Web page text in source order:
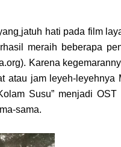
jatuh hati pada film
meraih beberapa
). Karena
atau jam leyeh-leyehnya
Susu” menjadi OST
sama.